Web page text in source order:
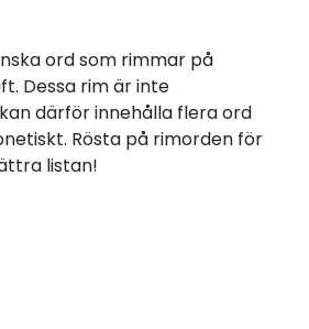
ord som rimmar på
Dessa rim är inte
därför innehålla flera ord
Rösta på rimorden för
listan!